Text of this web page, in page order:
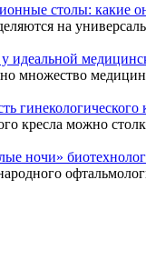
столы: какие
на
идеальной
множество
гинекологического
кресла можно
ночи»